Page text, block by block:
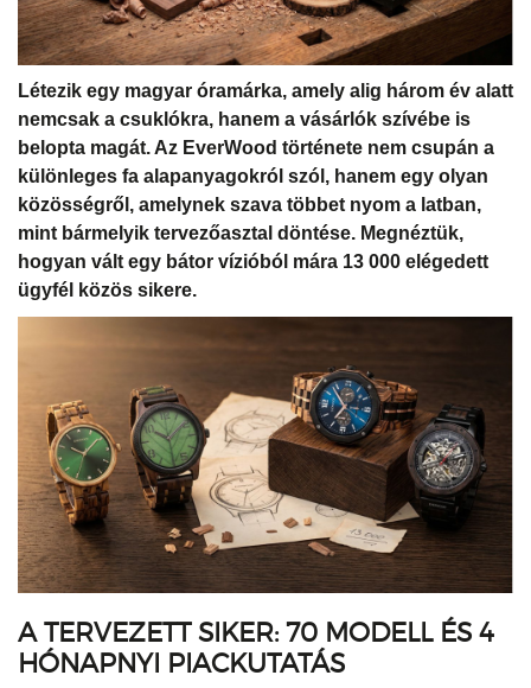
Létezik egy magyar óramárka, amely alig három év alatt
nemcsak a csuklókra, hanem a vásárlók szívébe is
belopta magát. Az EverWood története nem csupán a
különleges fa alapanyagokról szól, hanem egy olyan
közösségről, amelynek szava többet nyom a latban,
mint bármelyik tervezőasztal döntése. Megnéztük,
hogyan vált egy bátor vízióból mára 13 000 elégedett
ügyfél közös sikere.
A TERVEZETT SIKER: 70 MODELL ÉS 4
HÓNAPNYI PIACKUTATÁS